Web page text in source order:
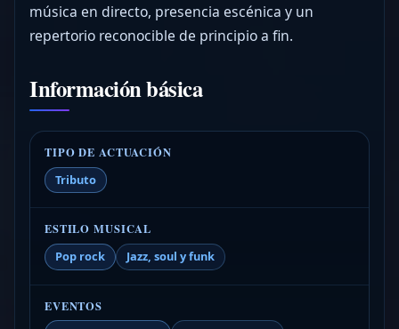
música en directo, presencia escénica y un
repertorio reconocible de principio a fin.
Información básica
TIPO DE ACTUACIÓN
Tributo
ESTILO MUSICAL
Pop rock
Jazz, soul y funk
EVENTOS